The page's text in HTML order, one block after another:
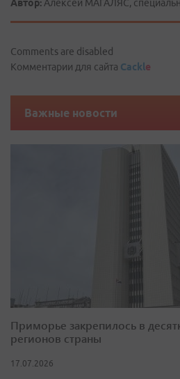
Автор: Алексей МАГАЛЯС,
Comments are disabled
Комментарии для сайта Cackle
Важные новости
Приморье закрепилось в
регионов страны
17.07.2026